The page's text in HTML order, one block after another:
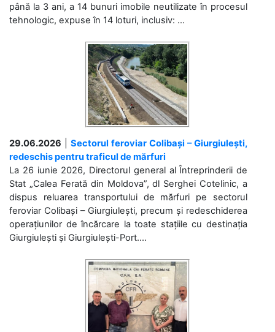
până la 3 ani, a 14 bunuri imobile neutilizate în procesul
tehnologic, expuse în 14 loturi, inclusiv: ...
29.06.2026
Sectorul feroviar Colibași – Giurgiulești,
redeschis pentru traficul de mărfuri
La 26 iunie 2026, Directorul general al Întreprinderii de
Stat „Calea Ferată din Moldova”, dl Serghei Cotelinic, a
dispus reluarea transportului de mărfuri pe sectorul
feroviar Colibași – Giurgiulești, precum și redeschiderea
operațiunilor de încărcare la toate stațiile cu destinația
Giurgiulești și Giurgiulești-Port....